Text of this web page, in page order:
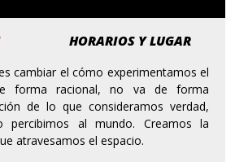
HORARIOS Y LUGAR
cambiar el cómo experimentamos el
forma racional, no va de forma
de lo que consideramos verdad,
percibimos al mundo. Creamos la
atravesamos el espacio.